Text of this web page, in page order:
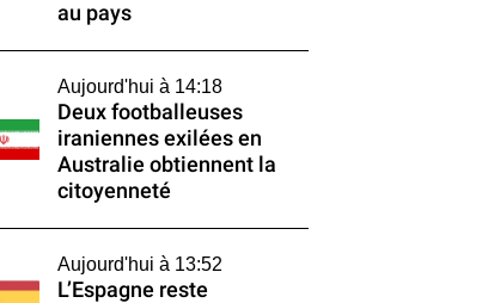
au pays
Aujourd'hui à 14:18
Deux footballeuses
iraniennes exilées en
Australie obtiennent la
citoyenneté
Aujourd'hui à 13:52
L’Espagne reste